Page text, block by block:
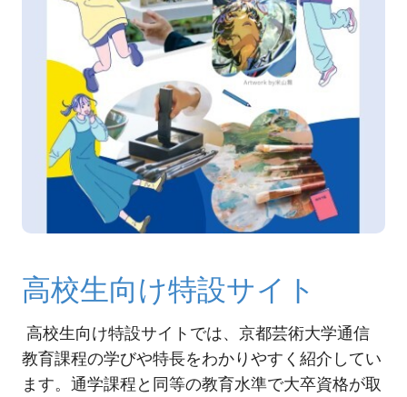
高校生向け特設サイト
高校生向け特設サイトでは、 京都芸術大学通信
教育課程の学びや特長をわかりやすく紹介してい
ます。通学課程と同等の教育水準で大卒資格が取